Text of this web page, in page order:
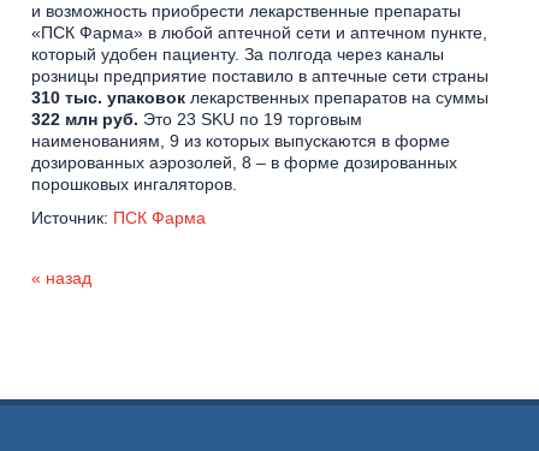
и возможность приобрести лекарственные препараты
«ПСК Фарма» в любой аптечной сети и аптечном пункте,
который удобен пациенту. За полгода через каналы
розницы предприятие поставило в аптечные сети страны
310 тыс. упаковок лекарственных препаратов на суммы
322 млн руб. Это 23 SKU по 19 торговым
наименованиям, 9 из которых выпускаются в форме
дозированных аэрозолей, 8 – в форме дозированных
порошковых ингаляторов.
Источник: ПСК Фарма
« назад